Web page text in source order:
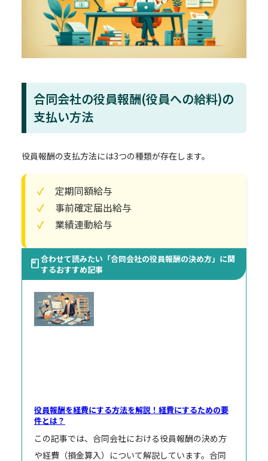
合同会社の役員報酬(役員への給料)の
支払い方法
役員報酬の支払方法には3つの種類が存在します。
定期同額給与
事前確定届出給与
業績連動給与
合わせて読みたい「合同会社の役員報酬の決め方」に関
するおすすめ記事
役員報酬を経費にする方法を解説！経費にするための要
件とは？
この記事では、合同会社における役員報酬の決め方
や経費（損金算入）について解説しています。合同